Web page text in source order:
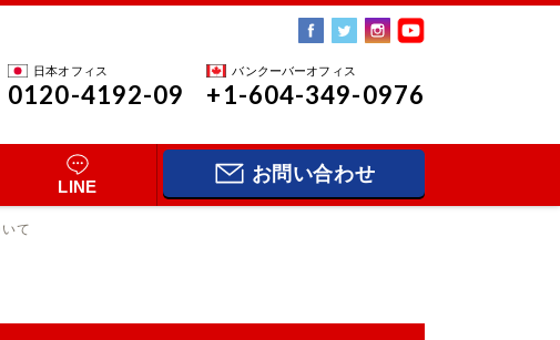
日本オフィス
0120-4192-09
バンクーバーオフィス
+1-604-349-0976
LINE
お問い合わせ
て